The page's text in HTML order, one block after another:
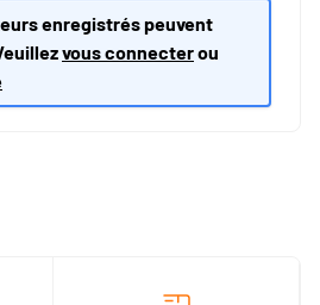
enregistrés peuvent
vous connecterou